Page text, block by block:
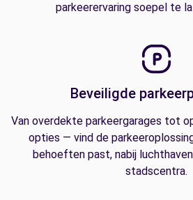
parkeerervaring soepel te
Beveiligde
Van overdekte parkeergarages tot
opties — vind de
behoeften past, nabij
stadscentra.